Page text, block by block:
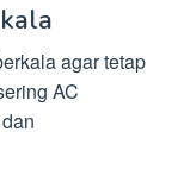
agar tetap
AC